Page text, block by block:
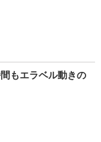
もエラベル動きの